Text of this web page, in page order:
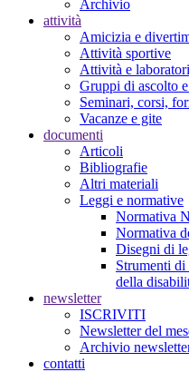
Archivio
attività
Amicizia e
Attività sportive
Attività e
Gruppi di ascolto
Seminari, corsi,
Vacanze e gite
documenti
Articoli
Bibliografie
Altri materiali
Leggi e normative
Normativa
Normativa
Disegni di
Strumenti di
della
newsletter
ISCRIVITI
Newsletter del
Archivio
contatti